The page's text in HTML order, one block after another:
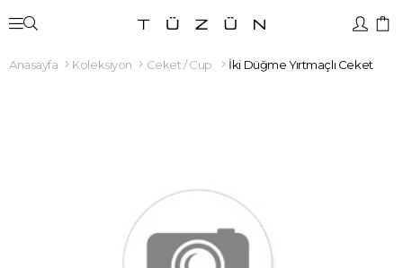
Anasayfa Koleksiyon Ceket / Cup İki Düğme Yırtmaçlı Ceket